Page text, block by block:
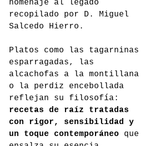
homenaje al legado
recopilado por D. Miguel
Salcedo Hierro.
Platos como las tagarninas
esparragadas, las
alcachofas a la montillana
o la perdiz encebollada
reflejan su filosofía:
recetas de raíz tratadas
con rigor, sensibilidad y
un toque contemporáneo que